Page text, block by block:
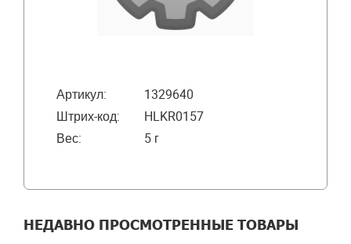
Артикул:
1329640
Штрих-код:
HLKR0157
Вес:
5 г
НЕДАВНО ПРОСМОТРЕННЫЕ ТОВАРЫ